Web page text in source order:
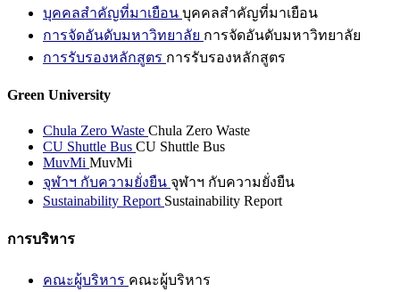
บุคคลสำคัญที่มาเยือน บุคคลสำคัญที่มาเยือน
การจัดอันดับมหาวิทยาลัย การจัดอันดับมหาวิทยาลัย
การรับรองหลักสูตร การรับรองหลักสูตร
Green University
Chula Zero Waste Chula Zero Waste
CU Shuttle Bus CU Shuttle Bus
MuvMi MuvMi
จุฬาฯ กับความยั่งยืน จุฬาฯ กับความยั่งยืน
Sustainability Report Sustainability Report
การบริหาร
คณะผู้บริหาร คณะผู้บริหาร